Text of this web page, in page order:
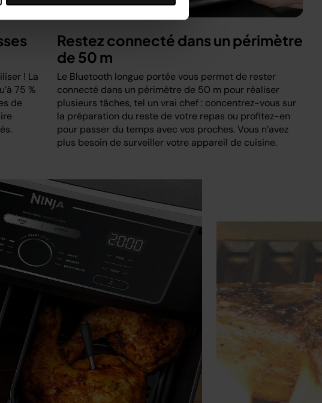
! La
75 %
de
Restez connecté dans un périmètre
de 50 m
Le Bluetooth longue portée vous permet de rester
connecté dans un périmètre de 50 m pour réaliser
plusieurs tâches, tel un vrai chef : concentrez-vous sur
la préparation du reste de votre repas ou profitez-en
pour passer du temps avec vos proches. Vous n’avez
plus besoin de surveiller votre appareil de cuisine.